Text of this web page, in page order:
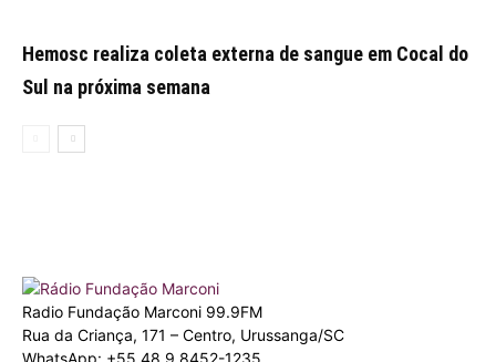
Hemosc realiza coleta externa de sangue em Cocal do
Sul na próxima semana
Radio Fundação Marconi 99.9FM
Rua da Criança, 171 – Centro, Urussanga/SC
WhatsApp: +55 48 9.8452-1235